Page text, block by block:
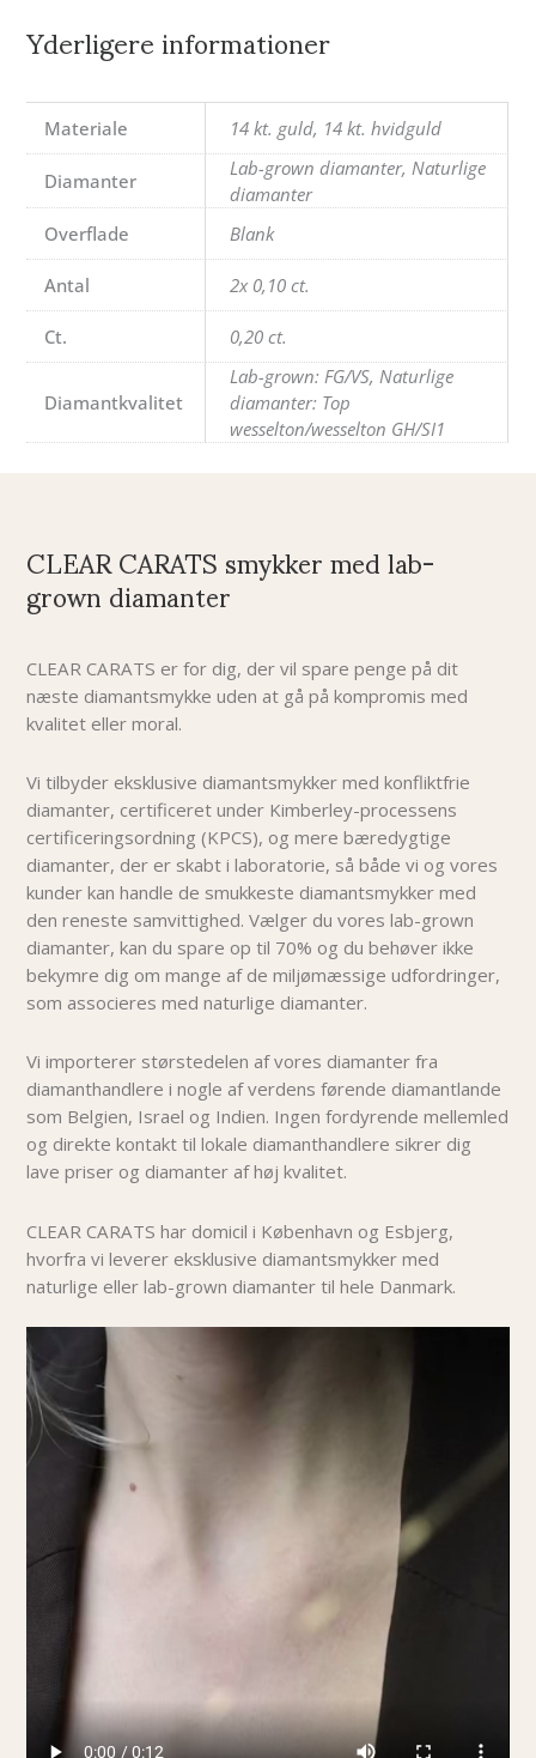
Yderligere informationer
Materiale 14 kt. guld, 14 kt. hvidguld
Diamanter
Lab-grown diamanter, Naturlige
diamanter
Overflade
Blank
Antal 2x 0,10 ct.
Ct. 0,20 ct.
Diamantkvalitet
Lab-grown: FG/VS, Naturlige
diamanter: Top
wesselton/wesselton GH/SI1
CLEAR CARATS smykker med lab-
grown diamanter
CLEAR CARATS er for dig, der vil spare penge på dit
næste diamantsmykke uden at gå på kompromis med
kvalitet eller moral.
Vi tilbyder eksklusive diamantsmykker med konfliktfrie
diamanter, certificeret under Kimberley-processens
certificeringsordning (KPCS), og mere bæredygtige
diamanter, der er skabt i laboratorie, så både vi og vores
kunder kan handle de smukkeste diamantsmykker med
den reneste samvittighed. Vælger du vores lab-grown
diamanter, kan du spare op til 70% og du behøver ikke
bekymre dig om mange af de miljømæssige udfordringer,
som associeres med naturlige diamanter.
Vi importerer størstedelen af vores diamanter fra
diamanthandlere i nogle af verdens førende diamantlande
som Belgien, Israel og Indien. Ingen fordyrende mellemled
og direkte kontakt til lokale diamanthandlere sikrer dig
lave priser og diamanter af høj kvalitet.
CLEAR CARATS har domicil i København og Esbjerg,
hvorfra vi leverer eksklusive diamantsmykker med
naturlige eller lab-grown diamanter til hele Danmark.